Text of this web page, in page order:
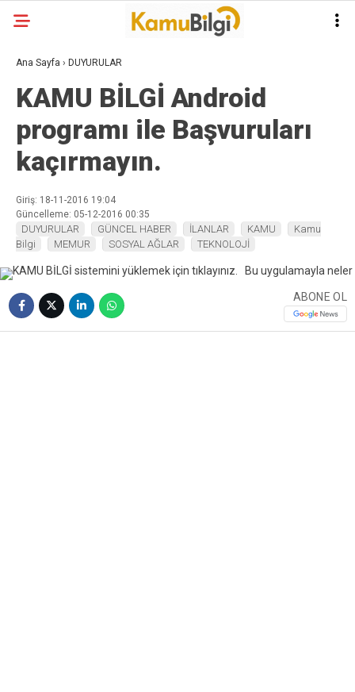
Ana Sayfa › DUYURULAR
KAMU BİLGİ Android
programı ile Başvuruları
kaçırmayın.
Giriş: 18-11-2016 19:04
Güncelleme: 05-12-2016 00:35
DUYURULAR GÜNCEL HABER İLANLAR KAMU
Kamu
Bilgi
MEMUR SOSYAL AĞLAR TEKNOLOJİ
ABONE OL